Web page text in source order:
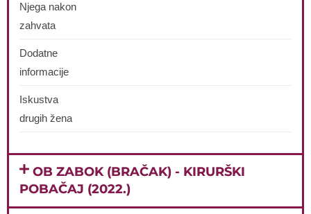
Njega nakon
zahvata
Dodatne
informacije
Iskustva
drugih žena
OB ZABOK (BRAČAK) - KIRURŠKI
POBAČAJ (2022.)